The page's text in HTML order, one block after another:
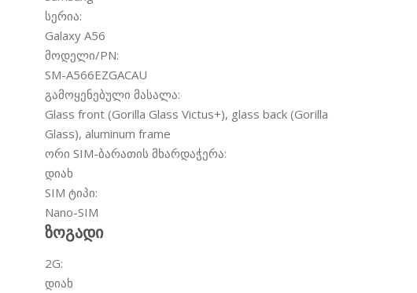
სერია:
Galaxy A56
მოდელი/PN:
SM-A566EZGACAU
გამოყენებული მასალა:
Glass front (Gorilla Glass Victus+), glass back (Gorilla
Glass), aluminum frame
ორი SIM-ბარათის მხარდაჭერა:
დიახ
SIM ტიპი:
Nano-SIM
ზოგადი
2G:
დიახ